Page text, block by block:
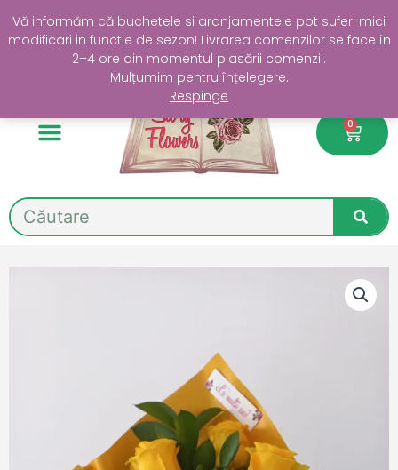
Vă informăm că buchetele si aranjamentele pot suferi mici
modificari in functie de sezon! Livrarea comenzilor se face în
2–4 ore din momentul plasării comenzii.
Mulțumim pentru înțelegere.
Respinge
content
Livrare GRATUITĂ în Sectorul 4 la comenzi de peste 200 lei
0
Cart
Search